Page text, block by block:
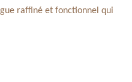
raffiné et fonctionnel qui